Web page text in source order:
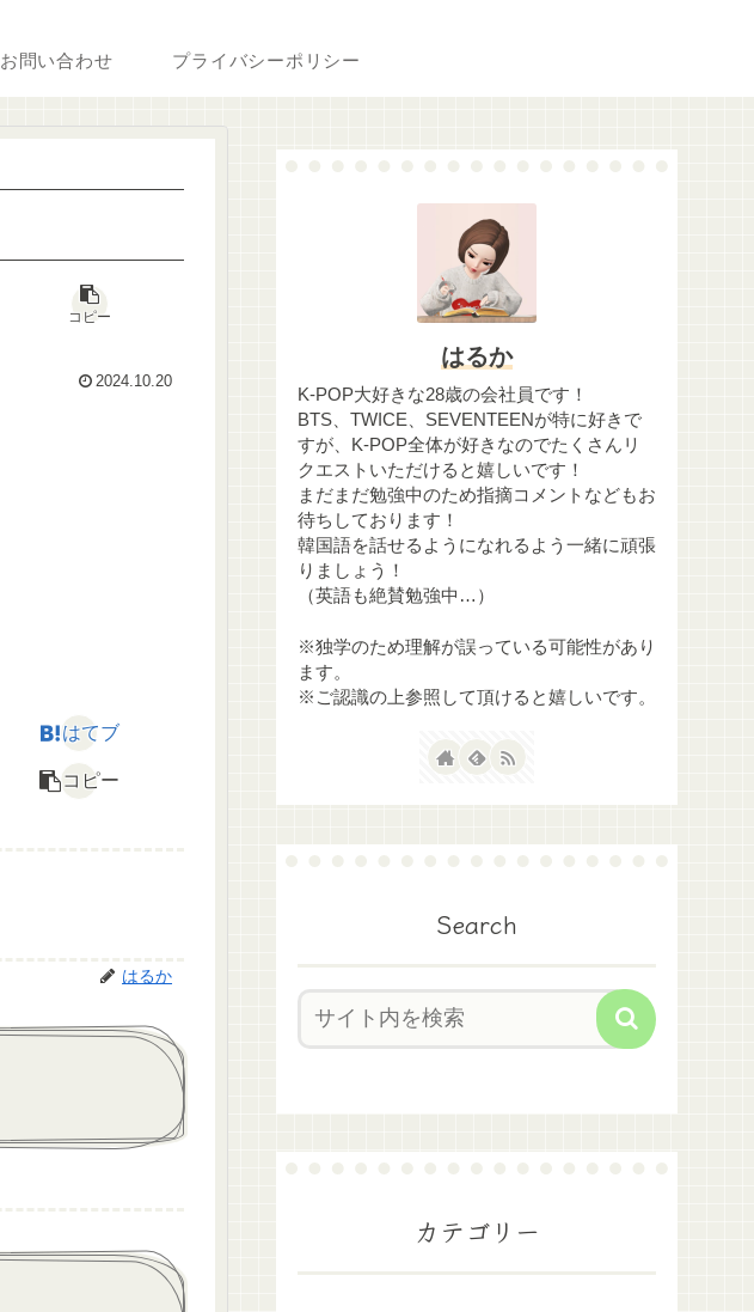
お問い合わせ プライバシーポリシー
コピー
2024.10.20
はてブ
コピー
はるか
はるか
K-POP大好きな28歳の会社員です！
BTS、TWICE、SEVENTEENが特に好きで
すが、K-POP全体が好きなのでたくさんリ
クエストいただけると嬉しいです！
まだまだ勉強中のため指摘コメントなどもお
待ちしております！
韓国語を話せるようになれるよう一緒に頑張
りましょう！
（英語も絶賛勉強中…）
※独学のため理解が誤っている可能性があり
ます。
※ご認識の上参照して頂けると嬉しいです。
Search
カテゴリー